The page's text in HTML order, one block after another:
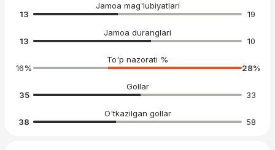
Jamoa mag'lubiyatlari
13
19
Jamoa duranglari
13
10
To'p nazorati %
16% 28%
Gollar
35
33
O'tkazilgan gollar
38
58